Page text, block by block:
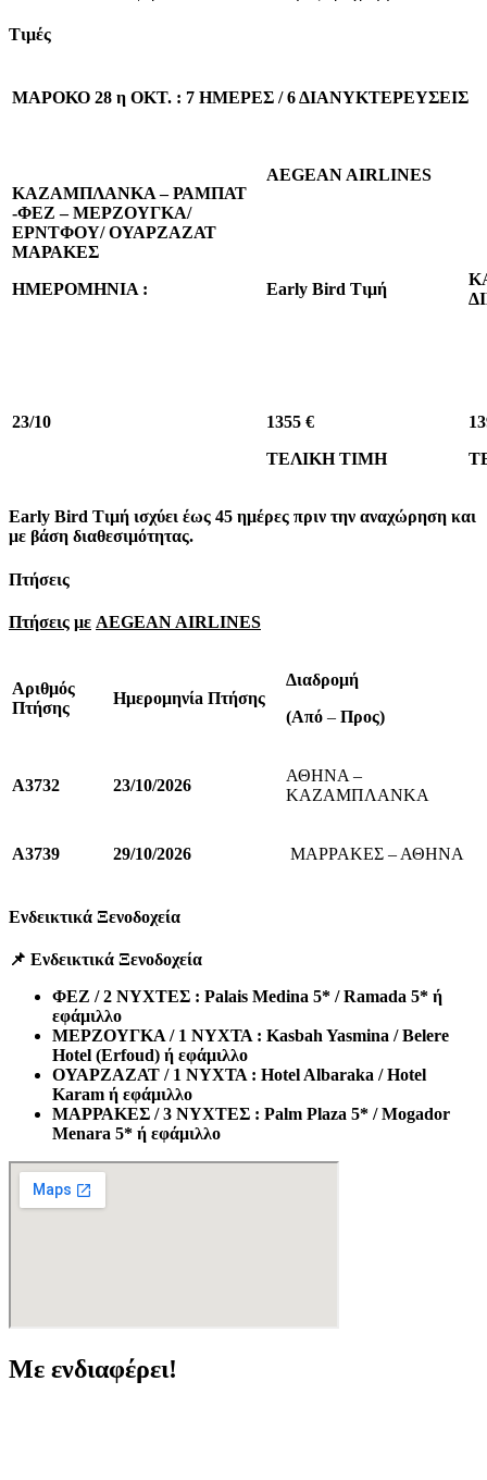
Τιμές
ΜΑΡΟΚΟ 28 η ΟΚΤ. : 7 ΗΜΕΡΕΣ / 6 ΔΙΑΝΥΚΤΕΡΕΥΣΕΙΣ
ΚΑΖΑΜΠΛΑΝΚΑ – ΡΑΜΠΑΤ
-ΦΕΖ – ΜΕΡΖΟΥΓΚΑ/
ΕΡΝΤΦΟΥ/ ΟΥΑΡΖΑΖΑΤ
ΜΑΡΑΚΕΣ
ΗΜΕΡΟΜΗΝΙΑ :
AEGEAN AIRLINES
Early Bird Τιμή
23/10 1355 €
ΤΕΛΙΚΗ ΤΙΜΗ
13
Early Bird Τιμή ισχύει έως 45 ημέρες πριν την αναχώρηση και
με βάση διαθεσιμότητας.
Πτήσεις
Πτήσεις με AEGEAN AIRLINES
Αριθμός
Πτήσης
Ημερομηνίa Πτήσης
Διαδρομή
(Από – Προς)
Α3732 23/10/2026
ΑΘΗΝΑ –
ΚΑΖΑΜΠΛΑΝΚΑ
Α3739 29/10/2026 ΜΑΡΡΑΚΕΣ – ΑΘΗΝΑ
Ενδεικτικά Ξενοδοχεία
📌 Ενδεικτικά Ξενοδοχεία
ΦΕΖ /2 ΝΥΧΤΕΣ : Palais Medina 5* / Ramada 5* ή
εφάμιλλο
ΜΕΡΖΟΥΓΚΑ / 1 ΝΥΧΤΑ : Kasbah Yasmina / Belere
Hotel (Erfoud) ή εφάμιλλο
ΟΥΑΡΖΑΖΑΤ / 1 ΝΥΧΤΑ : Hotel Albaraka / Hotel
Karam ή εφάμιλλο
ΜΑΡΡΑΚΕΣ /3 ΝΥΧΤΕΣ : Palm Plaza 5* / Mogador
Menara 5* ή εφάμιλλο
Με ενδιαφέρει!